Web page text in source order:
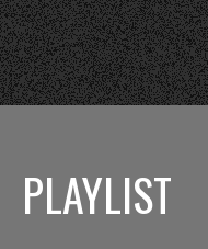
PLAYLIST